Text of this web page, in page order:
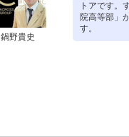
鍋野貴史
トアです。
院高等部」
す。